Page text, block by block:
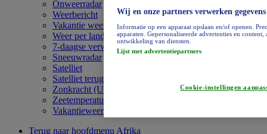
Onweerradar
Weerbericht
Vakantie weervideo
Weer per land
7-daagse verwachting
Sneeuwradar
Satelliet
Satelliet terugkijken
Zonkracht (UV)
Zeetemperatuur
Vakantieweer
Terug naar hoofdmenu Afrika
Wij en onze partners verwerken
Informatie op een apparaat opslaan en/of openen.
apparaten. Gepersonaliseerde advertenties en
ontwikkeling van diensten.
Lijst met advertentiepartners
Cookie-instellingen